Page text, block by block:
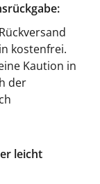
kostenfrei.
Kaution in
der
leicht